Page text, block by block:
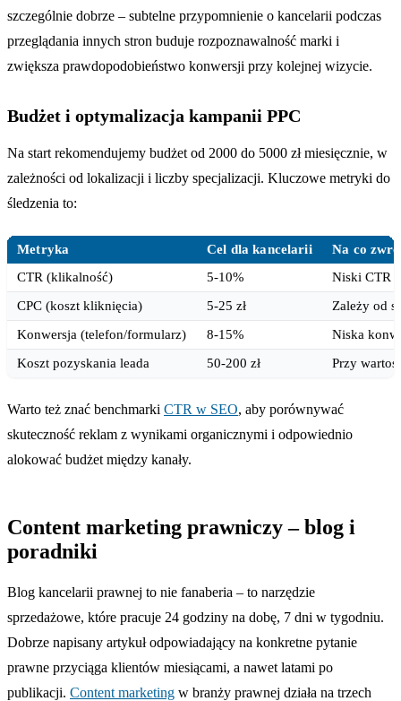
szczególnie dobrze – subtelne przypomnienie o kancelarii podczas
przeglądania innych stron buduje rozpoznawalność marki i
zwiększa prawdopodobieństwo konwersji przy kolejnej wizycie.
Budżet i optymalizacja kampanii PPC
Na start rekomendujemy budżet od 2000 do 5000 zł miesięcznie, w
zależności od lokalizacji i liczby specjalizacji. Kluczowe metryki do
śledzenia to:
Metryka Cel dla kancelarii
Na co
CTR (klikalność)
5-10%
Niski CTR
CPC (koszt kliknięcia)
5-25 zł
Zależy od
Konwersja (telefon/formularz)
8-15%
Niska
Koszt pozyskania leada
50-200 zł Przy
Warto też znać benchmarki CTR w SEO, aby porównywać
skuteczność reklam z wynikami organicznymi i odpowiednio
alokować budżet między kanały.
Content marketing prawniczy – blog i
poradniki
Blog kancelarii prawnej to nie fanaberia – to narzędzie
sprzedażowe, które pracuje 24 godziny na dobę, 7 dni w tygodniu.
Dobrze napisany artykuł odpowiadający na konkretne pytanie
prawne przyciąga klientów miesiącami, a nawet latami po
publikacji. Content marketing w branży prawnej działa na trzech